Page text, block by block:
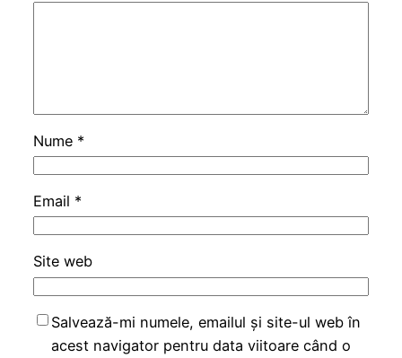
Nume *
Email *
Site web
Salvează-mi numele, emailul și site-ul web în
acest navigator pentru data viitoare când o